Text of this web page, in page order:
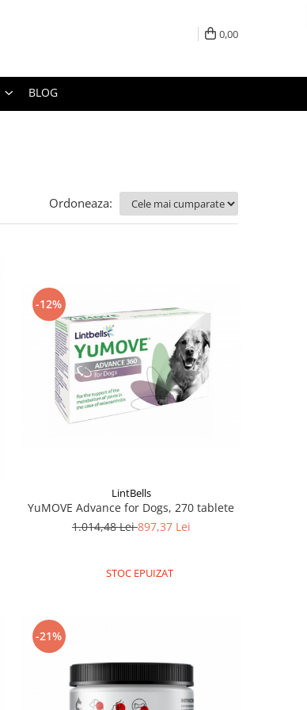
0,00
BLOG
Ordoneaza:
-12%
LintBells
YuMOVE Advance for Dogs, 270 tablete
1.014,48 Lei897,37 Lei
STOC EPUIZAT
-21%